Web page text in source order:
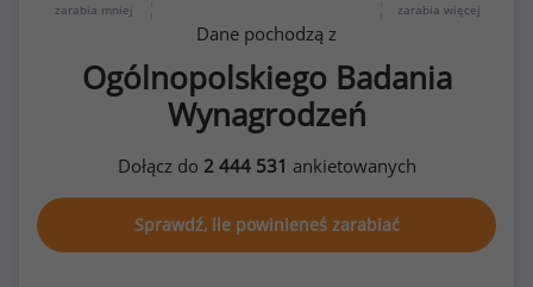
zarabia mniej
zarabia więcej
Dane pochodzą z
Ogólnopolskiego Badania
Wynagrodzeń
Dołącz do 2 444 531 ankietowanych
Sprawdź, ile powinieneś zarabiać